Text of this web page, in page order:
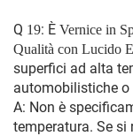
Q 19: È Vernice in
Qualità con Lucido
superfici ad alta
automobilistiche o
A: Non è
temperatura. Se si